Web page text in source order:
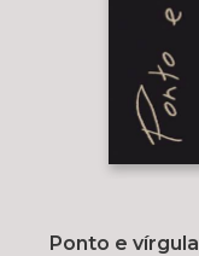
Ponto e vírgula